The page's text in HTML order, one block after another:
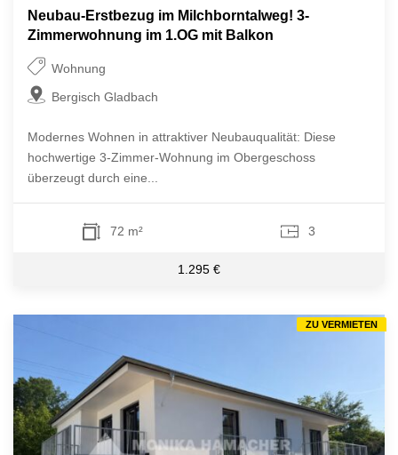
Neubau-Erstbezug im Milchborntalweg! 3-
Zimmerwohnung im 1.OG mit Balkon
Wohnung
Bergisch Gladbach
Modernes Wohnen in attraktiver Neubauqualität: Diese
hochwertige 3-Zimmer-Wohnung im Obergeschoss
überzeugt durch eine...
72 m² 3
1.295 €
ZU VERMIETEN